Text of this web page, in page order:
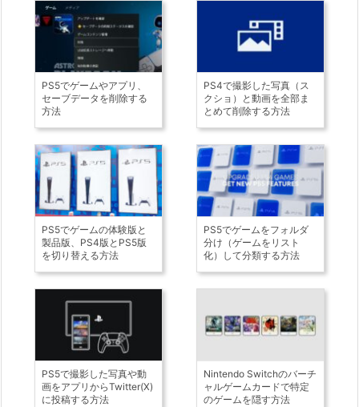
PS5でゲームやアプリ、
セーブデータを削除する
方法
PS4で撮影した写真（ス
クショ）と動画を全部ま
とめて削除する方法
PS5でゲームの体験版と
製品版、PS4版とPS5版
を切り替える方法
PS5でゲームをフォルダ
分け（ゲームをリスト
化）して分類する方法
PS5で撮影した写真や動
画をアプリからTwitter(X)
に投稿する方法
Nintendo Switchのバーチ
ャルゲームカードで特定
のゲームを隠す方法